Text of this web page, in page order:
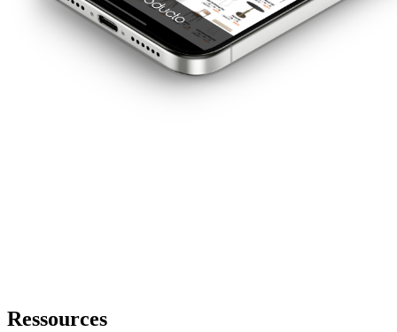
Ressources